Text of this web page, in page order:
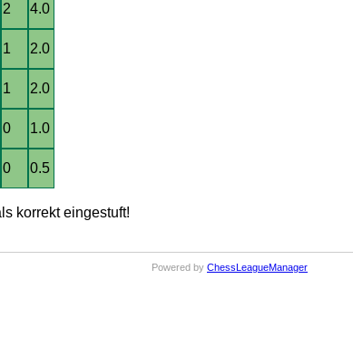
2 4.0
1 2.0
1 2.0
0 1.0
0 0.5
korrekt eingestuft!
Powered by ChessLeagueManager